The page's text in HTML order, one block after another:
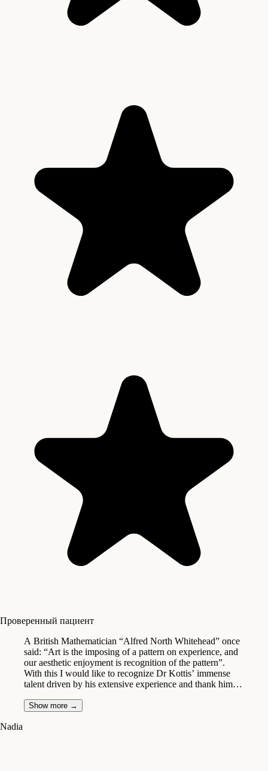
Проверенный пациент
A British Mathematician “Alfred North Whitehead” once
said: “Art is the imposing of a pattern on experience, and
our aesthetic enjoyment is recognition of the pattern”.
With this I would like to recognize Dr Kottis’ immense
talent driven by his extensive experience and thank him
Plastic Surgeon, but above all else, a terrific human being.
Show more →
Nadia